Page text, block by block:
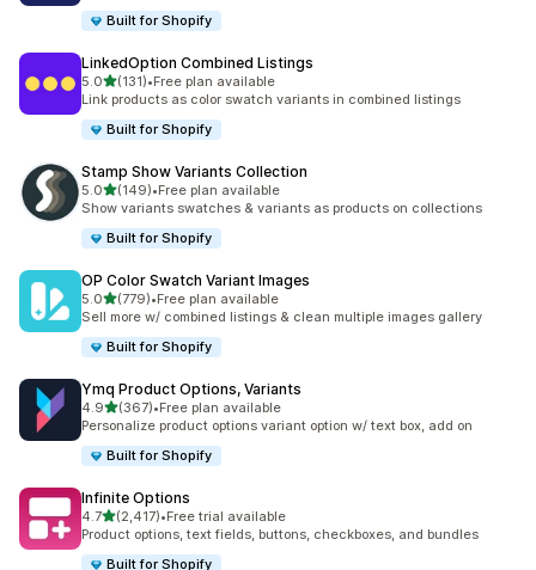
Built for Shopify
LinkedOption Combined Listings
5.0별 5개 중
(131)
총 리뷰 131개
•Free plan available
Link products as color swatch variants in combined listings
Built for Shopify
Stamp Show Variants Collection
5.0별 5개 중
(149)
총 리뷰 149개
•Free plan available
Show variants swatches & variants as products on collections
Built for Shopify
OP Color Swatch Variant Images
5.0별 5개 중
(779)
총 리뷰 779개
•Free plan available
Sell more w/ combined listings & clean multiple images gallery
Built for Shopify
Ymq Product Options, Variants
4.9별 5개 중
(367)
총 리뷰 367개
•Free plan available
Personalize product options variant option w/ text box, add on
Built for Shopify
Infinite Options
4.7별 5개 중
(2,417)
총 리뷰 2417개
•Free trial available
Product options, text fields, buttons, checkboxes, and bundles
Built for Shopify